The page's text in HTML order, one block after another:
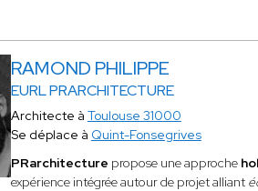
RAMOND PHILIPPE
EURL PRARCHITECTURE
Architecte à Toulouse 31000
Se déplace à Quint-Fonsegrives
PRarchitecture propose une approche
expérience intégrée autour de projet alliant